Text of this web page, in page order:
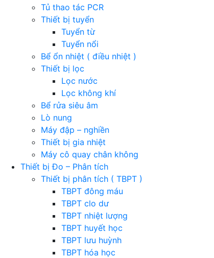
Tủ thao tác PCR
Thiết bị tuyển
Tuyển từ
Tuyển nổi
Bể ổn nhiệt ( điều nhiệt )
Thiết bị lọc
Lọc nước
Lọc không khí
Bể rửa siêu âm
Lò nung
Máy đập – nghiền
Thiết bị gia nhiệt
Máy cô quay chân không
Thiết bị Đo – Phân tích
Thiết bị phân tích ( TBPT )
TBPT đông máu
TBPT clo dư
TBPT nhiệt lượng
TBPT huyết học
TBPT lưu huỳnh
TBPT hóa học